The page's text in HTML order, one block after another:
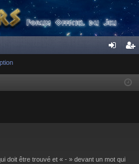
cri
doit être trouvé et « - » devant un mot qui